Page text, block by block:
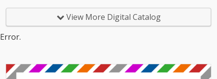
に更なる進化を始動す
べく放つ2年振りのオ
んだ歌詞、真心ならで
View More Digital Catalog
Error.